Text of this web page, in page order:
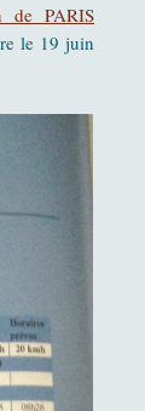
de PARIS
le 19 juin